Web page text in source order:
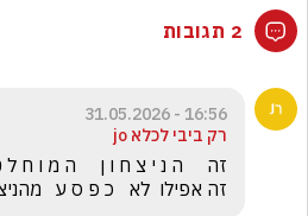
2 תגובות
16:56 - 31.05.2026
רק ביבי לכלא jo
זה אפילו  לא   כ פ ס ע